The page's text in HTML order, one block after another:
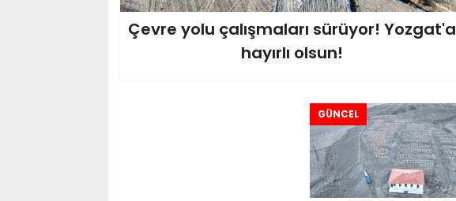
Çevre yolu çalışmaları sürüyor! Yozgat'a
hayırlı olsun!
GÜNCEL